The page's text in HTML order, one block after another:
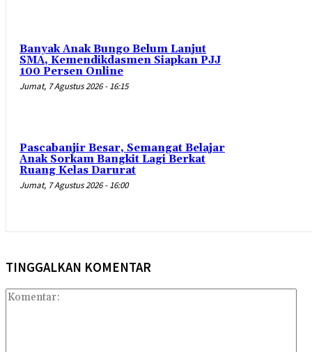
Banyak Anak Bungo Belum Lanjut
SMA, Kemendikdasmen Siapkan PJJ
100 Persen Online
Jumat, 7 Agustus 2026 - 16:15
Pascabanjir Besar, Semangat Belajar
Anak Sorkam Bangkit Lagi Berkat
Ruang Kelas Darurat
Jumat, 7 Agustus 2026 - 16:00
TINGGALKAN KOMENTAR